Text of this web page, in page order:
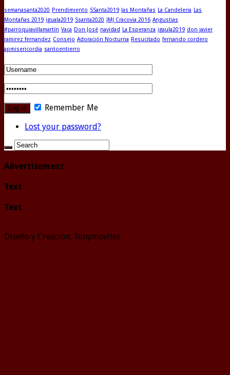
semanasanta2020 Prendimiento SSanta2019 las Montañas La Candeleria Las
Montañas 2019 iguala2019 Ssanta2020 JMJ Cracovia 2016 Angustias
#parroquiavillamartín Vaca Don José navidad La Esperanza igaula2019 don javier
ramirez fernandez Consejo Adoración Nocturna Resucitado fernando cordero
apmisericordia santoentierro
Remember Me
Lost your password?
Advertisement
Text
Text
Diseño y Creación: Tonymóviles